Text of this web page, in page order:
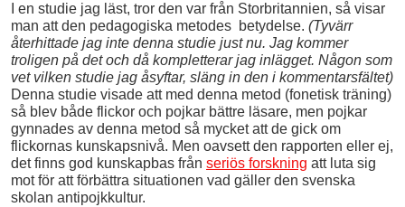
I en studie jag läst, tror den var från Storbritannien, så visar
man att den pedagogiska metodes betydelse. (Tyvärr
återhittade jag inte denna studie just nu. Jag kommer
troligen på det och då kompletterar jag inlägget. Någon som
vet vilken studie jag åsyftar, släng in den i kommentarsfältet)
Denna studie visade att med denna metod (fonetisk träning)
så blev både flickor och pojkar bättre läsare, men pojkar
gynnades av denna metod så mycket att de gick om
flickornas kunskapsnivå. Men oavsett den rapporten eller ej,
det finns god kunskapbas från seriös forskning att luta sig
mot för att förbättra situationen vad gäller den svenska
skolan antipojkkultur.